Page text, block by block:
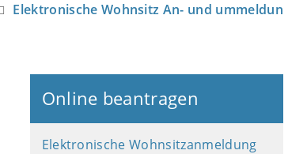
Elektronische Wohnsitz An- und ummeldung
Online beantragen
Elektronische Wohnsitzanmeldung